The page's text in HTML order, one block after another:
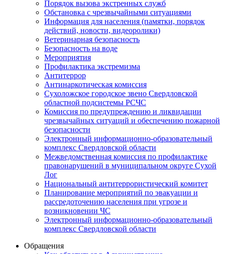
Порядок вызова экстренных служб
Обстановка с чрезвычайными ситуациями
Информация для населения (памятки, порядок
действий, новости, видеоролики)
Ветеринарная безопасность
Безопасность на воде
Мероприятия
Профилактика экстремизма
Антитеррор
Антинаркотическая комиссия
Сухоложское городское звено Свердловской
областной подсистемы РСЧС
Комиссия по предупреждению и ликвидации
чрезвычайных ситуаций и обеспечению пожарной
безопасности
Электронный информационно-образовательный
комплекс Cвердловской области
Межведомственная комиссия по профилактике
правонарушений в муниципальном округе Сухой
Лог
Национальный антитеррористический комитет
Планирование мероприятий по эвакуации и
рассредоточению населения при угрозе и
возникновении ЧС
Электронный информационно-образовательный
комплекс Свердловской области
Обращения